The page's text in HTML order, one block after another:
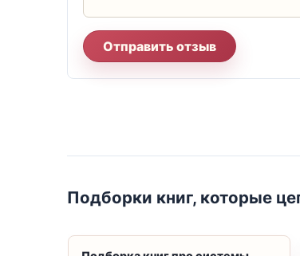
Отправить отзыв
Подборки книг, которые